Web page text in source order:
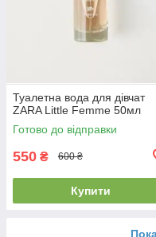
Туалетна вода для дівчат
ZARA Little Femme 50мл
Готово до відправки
550 ₴ 600 ₴
Купити